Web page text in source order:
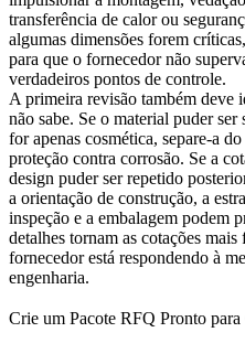
transferência de calor ou
algumas dimensões forem
para que o fornecedor não
verdadeiros pontos de controle.
A primeira revisão também deve
não sabe. Se o material puder
for apenas cosmética, separe-a
proteção contra corrosão. Se a
design puder ser repetido
a orientação de construção, a
inspeção e a embalagem podem
detalhes tornam as cotações
fornecedor está respondendo à
engenharia.
Crie um Pacote RFQ Pronto para